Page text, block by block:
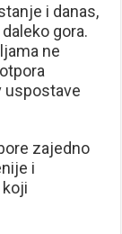
i danas,
gora.
ne
uspostave
zajedno
i